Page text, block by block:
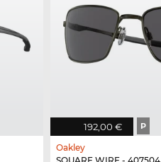
192,00 € P
Oakley